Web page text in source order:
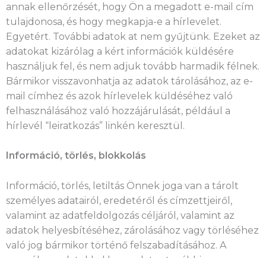
annak ellenőrzését, hogy Ön a megadott e-mail cím
tulajdonosa, és hogy megkapja-e a hírlevelet.
Egyetért. További adatok at nem gyűjtünk. Ezeket az
adatokat kizárólag a kért információk küldésére
használjuk fel, és nem adjuk tovább harmadik félnek.
Bármikor visszavonhatja az adatok tárolásához, az e-
mail címhez és azok hírlevelek küldéséhez való
felhasználásához való hozzájárulását, például a
hírlevél “leiratkozás” linkén keresztül.
Információ, törlés, blokkolás
Információ, törlés, letiltás Önnek joga van a tárolt
személyes adatairól, eredetéről és címzettjeiről,
valamint az adatfeldolgozás céljáról, valamint az
adatok helyesbítéséhez, zárolásához vagy törléséhez
való jog bármikor történő felszabadításához. A